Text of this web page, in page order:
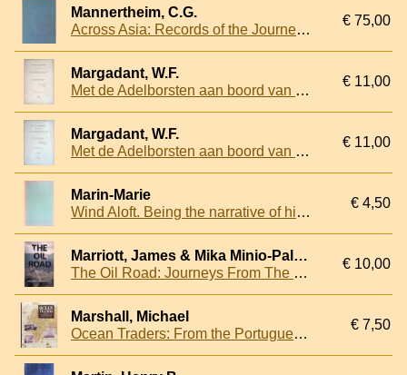
Mannertheim, C.G.
Across Asia: Records of the Journey: Volume I
€ 75,00
Margadant, W.F.
Met de Adelborsten aan boord van de "Aldebaran"
€ 11,00
Margadant, W.F.
Met de Adelborsten aan boord van de "Aldebaran"
€ 11,00
Marin-Marie
Wind Aloft. Being the narrative of his single-handed crossing of the Atlantic under sail in the ' Winnibelle'
€ 4,50
Marriott, James & Mika Minio-Paluello
The Oil Road: Journeys From The Caspian Sea To The City Of London
€ 10,00
Marshall, Michael
Ocean Traders: From the Portuguese Discoveries to the Present Day
€ 7,50